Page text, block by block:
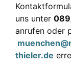
uns unter
anrufen oder
thieler.de